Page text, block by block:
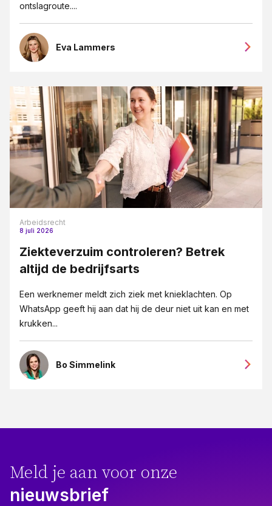
ontslagroute....
Eva Lammers
Arbeidsrecht
8 juli 2026
Ziekteverzuim controleren? Betrek
altijd de bedrijfsarts
Een werknemer meldt zich ziek met knieklachten. Op
WhatsApp geeft hij aan dat hij de deur niet uit kan en met
krukken...
Bo Simmelink
Meld je aan voor onze
nieuwsbrief